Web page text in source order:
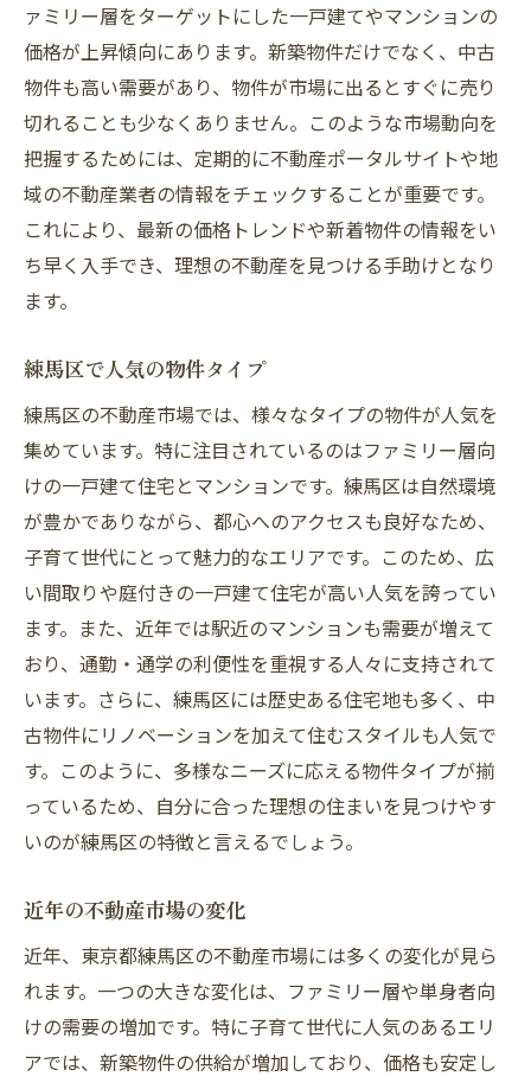
ァミリー層をターゲットにした一戸建てやマンションの
価格が上昇傾向にあります。新築物件だけでなく、中古
物件も高い需要があり、物件が市場に出るとすぐに売り
切れることも少なくありません。このような市場動向を
把握するためには、定期的に不動産ポータルサイトや地
域の不動産業者の情報をチェックすることが重要です。
これにより、最新の価格トレンドや新着物件の情報をい
ち早く入手でき、理想の不動産を見つける手助けとなり
ます。
練馬区で人気の物件タイプ
練馬区の不動産市場では、様々なタイプの物件が人気を
集めています。特に注目されているのはファミリー層向
けの一戸建て住宅とマンションです。練馬区は自然環境
が豊かでありながら、都心へのアクセスも良好なため、
子育て世代にとって魅力的なエリアです。このため、広
い間取りや庭付きの一戸建て住宅が高い人気を誇ってい
ます。また、近年では駅近のマンションも需要が増えて
おり、通勤・通学の利便性を重視する人々に支持されて
います。さらに、練馬区には歴史ある住宅地も多く、中
古物件にリノベーションを加えて住むスタイルも人気で
す。このように、多様なニーズに応える物件タイプが揃
っているため、自分に合った理想の住まいを見つけやす
いのが練馬区の特徴と言えるでしょう。
近年の不動産市場の変化
近年、東京都練馬区の不動産市場には多くの変化が見ら
れます。一つの大きな変化は、ファミリー層や単身者向
けの需要の増加です。特に子育て世代に人気のあるエリ
アでは、新築物件の供給が増加しており、価格も安定し